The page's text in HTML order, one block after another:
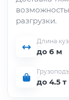
разгрузки.
Длина
до 6 м
до 4.5 т